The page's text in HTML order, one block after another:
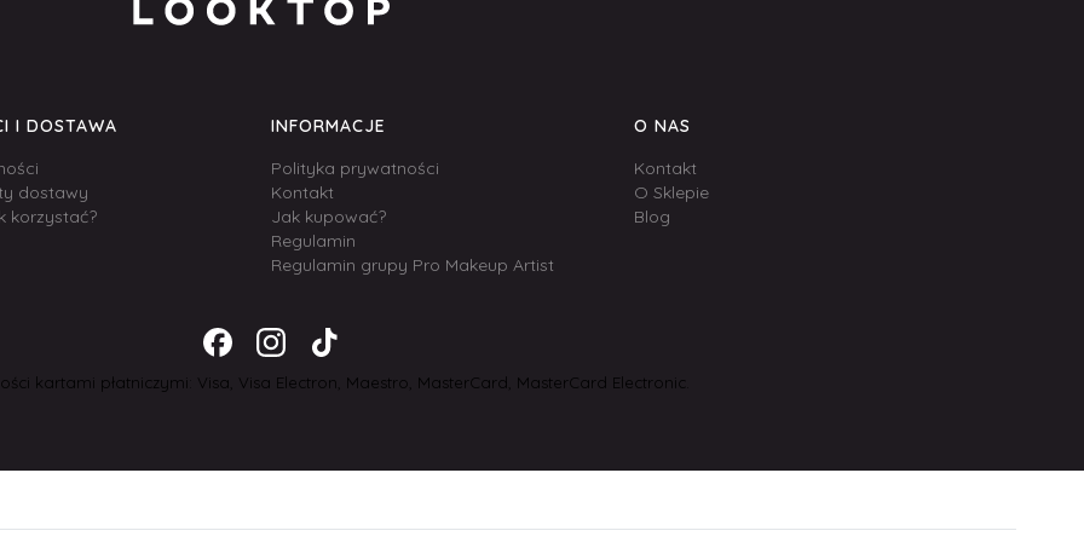
I DOSTAWA
dostawy
korzystać?
INFORMACJE
Polityka prywatności
Kontakt
Jak kupować?
Regulamin
Regulamin grupy Pro Makeup Artist
O NAS
Kontakt
O Sklepie
Blog
kartami płatniczymi: Visa, Visa Electron, Maestro, MasterCard, MasterCard Electronic.